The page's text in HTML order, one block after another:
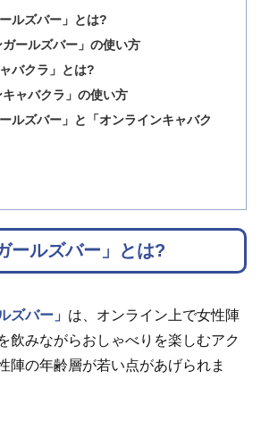
ルズバー」とは?
ガールズバー」の使い方
バクラ」とは?
キャバクラ」の使い方
ルズバー」と「オンラインキャバク
ールズバー」とは?
ズバー」 は、オンライン上で女性陣
飲みながらおしゃべりを楽しむアク
陣の年齢層が若い点があげられま